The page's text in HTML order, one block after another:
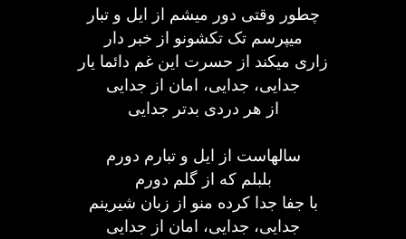
چطور وقتی دور میشم از ایل و تبار
میپرسم تک تکشونو از خبر دار
زاری میکند از حسرت این غم دائما یار
جدایی، جدایی، امان از جدایی
از هر دردی بدتر جدایی
سالهاست از ایل و تبارم دورم
بلبلم که از گلم دورم
با جفا جدا کرده منو از زبان شیرینم
جدایی، جدایی، امان از جدایی